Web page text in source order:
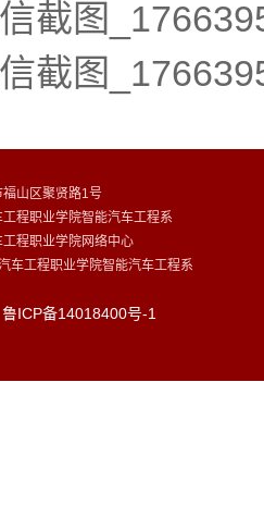
截图
截图
山区聚贤路1号
程职业学院智能汽车工程系
程职业学院网络中心
车工程职业学院智能汽车工程系
ICP备14018400号-1